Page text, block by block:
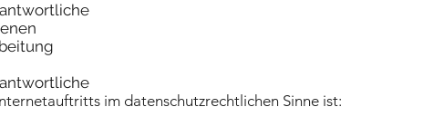
im datenschutzrechtlichen Sinne ist: